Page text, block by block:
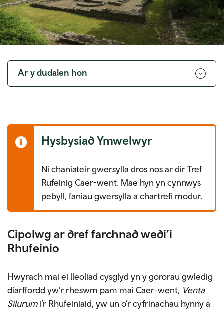
Toggle
Ar y dudalen hon
navigation
Hysbysiad Ymwelwyr
Ni chaniateir gwersylla dros nos ar dir Tref
Rufeinig Caer-went. Mae hyn yn cynnwys
pebyll, faniau gwersylla a chartrefi modur.
Cipolwg ar dref farchnad wedi’i
Rhufeinio
Hwyrach mai ei lleoliad cysglyd yn y gororau gwledig
diarffordd yw’r rheswm pam mai Caer-went, Venta
Silurumi’r Rhufeiniaid, yw un o’r cyfrinachau hynny a